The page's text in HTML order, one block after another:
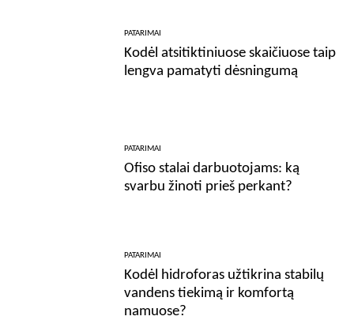
PATARIMAI
Kodėl atsitiktiniuose skaičiuose taip
lengva pamatyti dėsningumą
PATARIMAI
Ofiso stalai darbuotojams: ką
svarbu žinoti prieš perkant?
PATARIMAI
Kodėl hidroforas užtikrina stabilų
vandens tiekimą ir komfortą
namuose?